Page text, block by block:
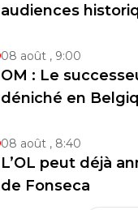
audiences
08 août , 9:00
OM : Le
déniché en
08 août , 8:40
L’OL peut déjà
de Fonseca